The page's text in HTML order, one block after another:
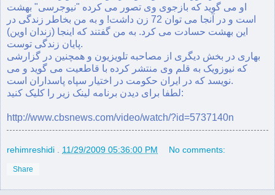
او می گوید که بازجوی وی تصور می کرده "نیوجرسی" بهشت
است و در آنجا می توان 72 زن داشت! و به من بخاطر زندگی در
این بهشت حسادت می کرد. به من گفتند که اینجا (زندان اوین)
پایان زندگی توست.
بهاری در بخش دیگری از مصاحبه تلویزیون و همچنین در گزارشی
که نیوزویک به قلم وی منتشر کرده با قاطعیت می گوید و می
نویسد که در ایران حکومت در اختیار سپاه پاسداران است.
لطفا برای دیدن برنامه لینک زیر را کلیک کنید:
http://www.cbsnews.com/video/watch/?id=5737140n
rehimreshidi 11/29/2009 05:36:00 PM No comments:
Share